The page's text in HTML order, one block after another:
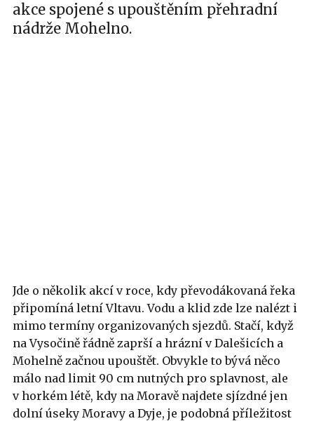
akce spojené s upouštěním přehradní
nádrže Mohelno.
Jde o několik akcí v roce, kdy převodákovaná řeka
připomíná letní Vltavu. Vodu a klid zde lze nalézt i
mimo termíny organizovaných sjezdů. Stačí, když
na Vysočině řádně zaprší a hrázní v Dalešicích a
Mohelně začnou upouštět. Obvykle to bývá něco
málo nad limit 90 cm nutných pro splavnost, ale
v horkém létě, kdy na Moravě najdete sjízdné jen
dolní úseky Moravy a Dyje, je podobná příležitost